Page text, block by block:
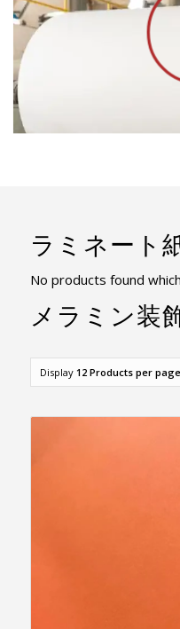
ラミネート
No products found
メラミン装
Display 12 Products per page